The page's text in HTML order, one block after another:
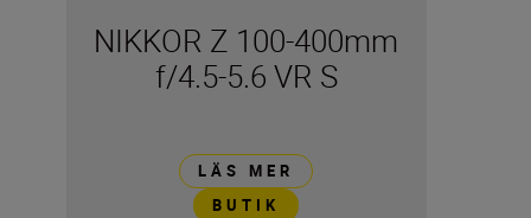
NIKKOR Z 100-400mm
f/4.5-5.6 VR S
LÄS MER
BUTIK